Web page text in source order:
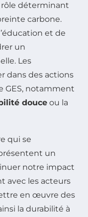
rôle déterminant
carbone.
et de
un
Les
dans des actions
GES, notamment
douce ou la
qui se
un
notre impact
avec les acteurs
en œuvre des
la durabilité à